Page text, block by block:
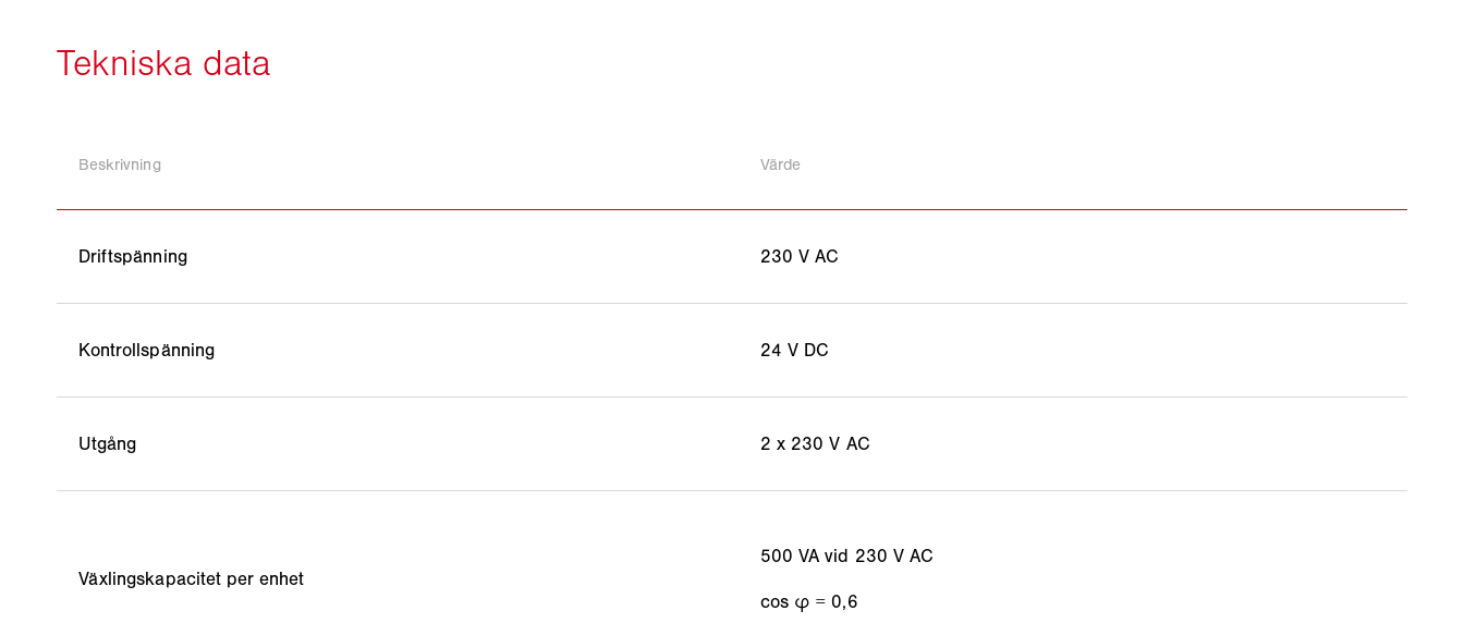
Beskrivning Värde
Driftspänning 230 V AC
Kontrollspänning 24 V DC
Utgång 2 x 230 V AC
Växlingskapacitet per enhet
500 VA vid 230 V AC
cos φ = 0,6